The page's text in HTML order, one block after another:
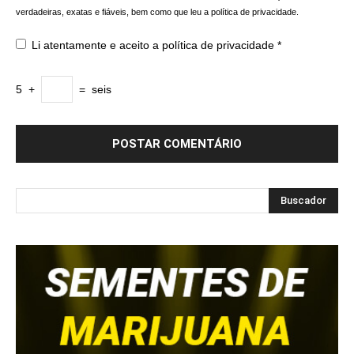
verdadeiras, exatas e fiáveis, bem como que leu a política de privacidade.
Li atentamente e aceito a política de privacidade *
5 + = seis
Buscador